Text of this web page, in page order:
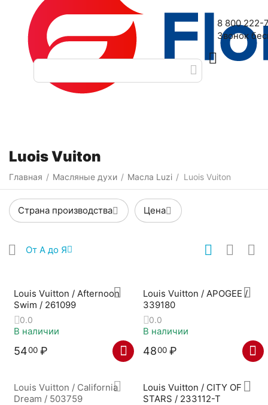
Наш адрес: 2-я Дубровская улица, 6
8 800 222-
Звонок
Luois Vuiton
Главная / Масляные духи / Масла Luzi / Luois Vuiton
Страна производства Цена
От А до Я
Louis Vuitton / Afternoon
Swim / 261099
0.0
В наличии
5400 ₽
Louis Vuitton / APOGEE /
339180
0.0
В наличии
4800 ₽
Louis Vuitton / California
Dream / 503759
Louis Vuitton / CITY OF
STARS / 233112-T